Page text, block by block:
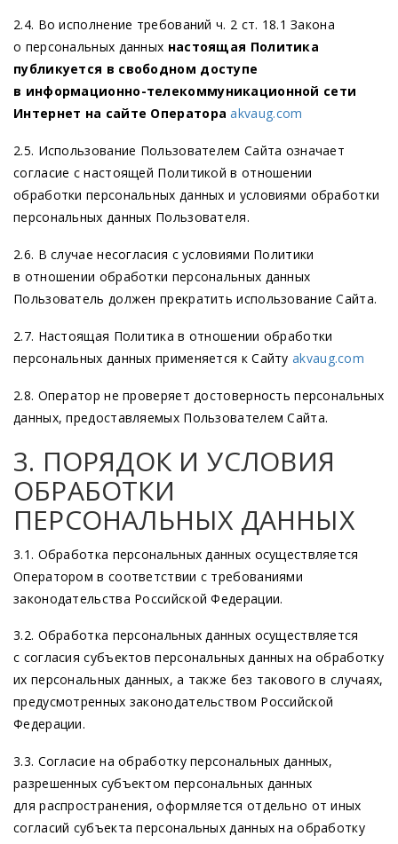
2.4. Во исполнение требований ч. 2 ст. 18.1 Закона
о персональных данных настоящая Политика
публикуется в свободном доступе
в информационно-телекоммуникационной сети
Интернет на сайте Оператора akvaug.com
2.5. Использование Пользователем Сайта означает
согласие с настоящей Политикой в отношении
обработки персональных данных и условиями обработки
персональных данных Пользователя.
2.6. В случае несогласия с условиями Политики
в отношении обработки персональных данных
Пользователь должен прекратить использование Сайта.
2.7. Настоящая Политика в отношении обработки
персональных данных применяется к Сайту akvaug.com
2.8. Оператор не проверяет достоверность персональных
данных, предоставляемых Пользователем Сайта.
3. ПОРЯДОК И УСЛОВИЯ
ОБРАБОТКИ
ПЕРСОНАЛЬНЫХ ДАННЫХ
3.1. Обработка персональных данных осуществляется
Оператором в соответствии с требованиями
законодательства Российской Федерации.
3.2. Обработка персональных данных осуществляется
с согласия субъектов персональных данных на обработку
их персональных данных, а также без такового в случаях,
предусмотренных законодательством Российской
Федерации.
3.3. Согласие на обработку персональных данных,
разрешенных субъектом персональных данных
для распространения, оформляется отдельно от иных
согласий субъекта персональных данных на обработку